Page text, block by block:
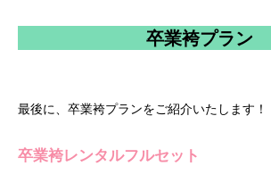
卒業袴プラン
最後に、卒業袴プランをご紹介いたします！
卒業袴レンタルフルセット